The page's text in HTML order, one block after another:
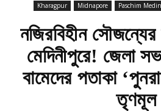
Kharagpur Midnapore Paschim
নজিরবিহীন সৌজন্যের
মেদিনীপুরে! জেলা
বামেদের পতাকা
তৃণমূল